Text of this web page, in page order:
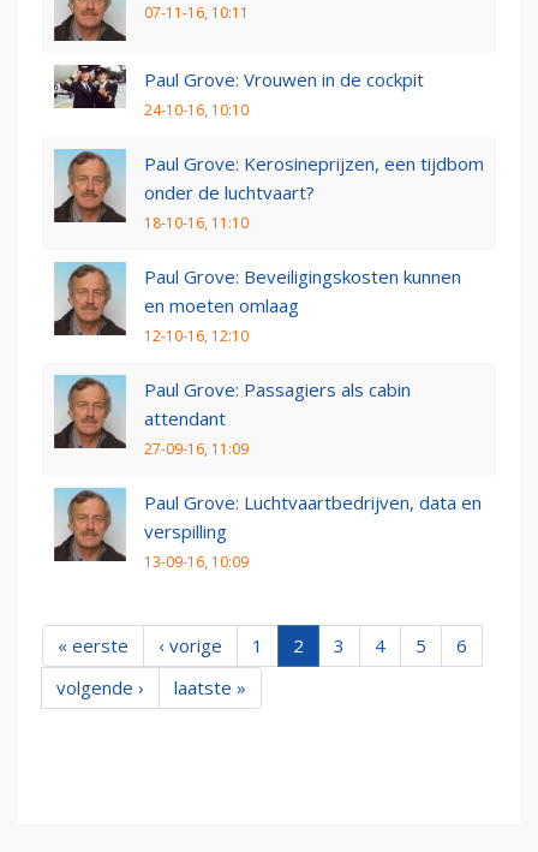
07-11-16, 10:11
Paul Grove: Vrouwen in de cockpit
24-10-16, 10:10
Paul Grove: Kerosineprijzen, een tijdbom
onder de luchtvaart?
18-10-16, 11:10
Paul Grove: Beveiligingskosten kunnen
en moeten omlaag
12-10-16, 12:10
Paul Grove: Passagiers als cabin
attendant
27-09-16, 11:09
Paul Grove: Luchtvaartbedrijven, data en
verspilling
13-09-16, 10:09
« eerste ‹ vorige 1 2 3 4 5
6
volgende ›
laatste »